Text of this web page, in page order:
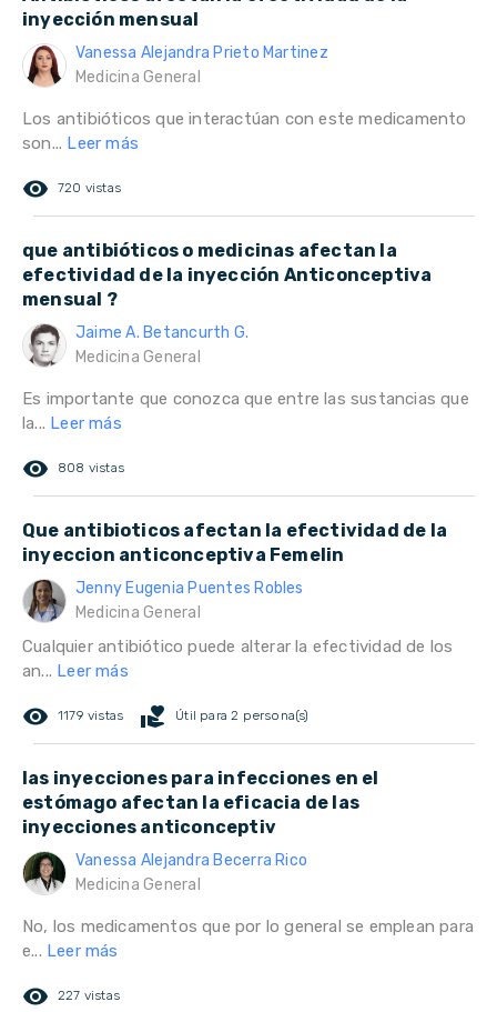
inyección mensual
Vanessa Alejandra Prieto Martinez
Medicina General
Los antibióticos que interactúan con este medicamento
son... Leer más
remove_red_eye 720 vistas
que antibióticos o medicinas afectan la
efectividad de la inyección Anticonceptiva
mensual ?
Jaime A. Betancurth G.
Medicina General
Es importante que conozca que entre las sustancias que
la... Leer más
remove_red_eye 808 vistas
Que antibioticos afectan la efectividad de la
inyeccion anticonceptiva Femelin
Jenny Eugenia Puentes Robles
Medicina General
Cualquier antibiótico puede alterar la efectividad de los
an... Leer más
remove_red_eye 1179 vistas volunteer_activism Útil para 2 persona(s)
las inyecciones para infecciones en el
estómago afectan la eficacia de las
inyecciones anticonceptiv
Vanessa Alejandra Becerra Rico
Medicina General
No, los medicamentos que por lo general se emplean para
e... Leer más
remove_red_eye 227 vistas